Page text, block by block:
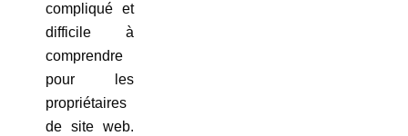
compliqué et
difficile à
comprendre
pour les
propriétaires
de site web.